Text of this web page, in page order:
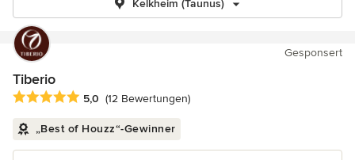
Kelkheim (Taunus)
Gesponsert
Tiberio
Durchschnittliche Bewertung: 5 von 5 Sternen
5,0 (12 Bewertungen)
„Best of Houzz“-Gewinner